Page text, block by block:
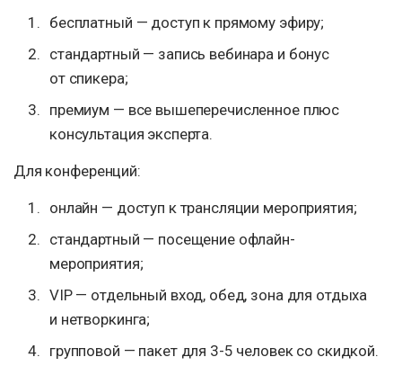
бесплатный — доступ к прямому эфиру;
стандартный — запись вебинара и бонус
от спикера;
премиум — все вышеперечисленное плюс
консультация эксперта.
Для конференций:
онлайн — доступ к трансляции мероприятия;
стандартный — посещение офлайн-
мероприятия;
VIP — отдельный вход, обед, зона для отдыха
и нетворкинга;
групповой — пакет для 3-5 человек со скидкой.